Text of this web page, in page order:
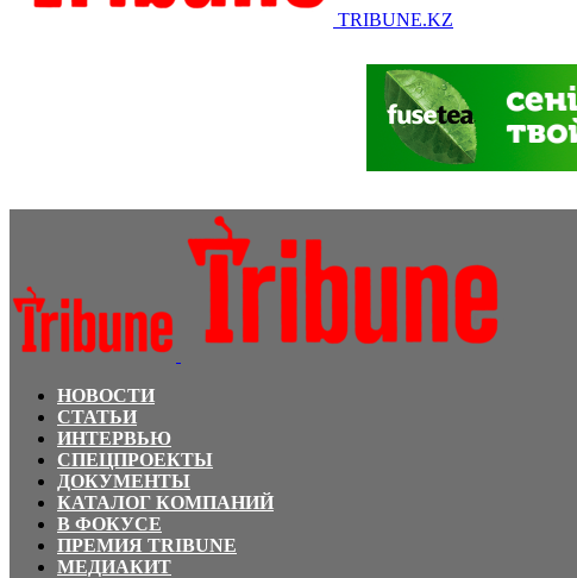
TRIBUNE.KZ
НОВОСТИ
СТАТЬИ
ИНТЕРВЬЮ
СПЕЦПРОЕКТЫ
ДОКУМЕНТЫ
КАТАЛОГ КОМПАНИЙ
В ФОКУСЕ
ПРЕМИЯ TRIBUNE
МЕДИАКИТ